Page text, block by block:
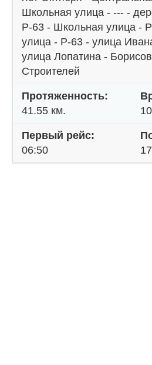
Школьная улица - --- -
Р-63 - Школьная улица -
улица - Р-63 - улица
улица Лопатина -
Строителей
Протяженность:
41.55 км.
Первый рейс:
06:50